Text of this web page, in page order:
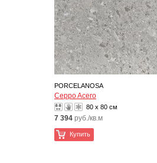
PORCELANOSA
Ceppo Acero
80 x 80 см
7 394 руб./кв.м
Купить